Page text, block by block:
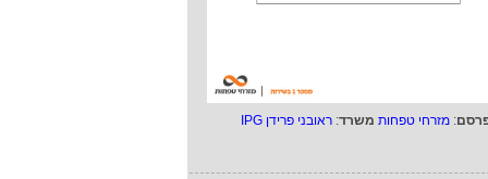
: מזרחי טפחות משרד: ראובני פרידן IPG